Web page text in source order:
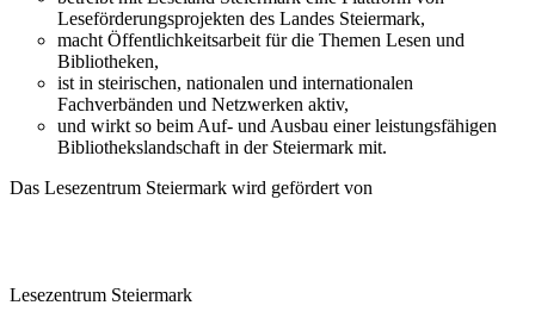
Leseförderungsprojekten des Landes Steiermark,
macht Öffentlichkeitsarbeit für die Themen Lesen und
Bibliotheken,
ist in steirischen, nationalen und internationalen
Fachverbänden und Netzwerken aktiv,
und wirkt so beim Auf- und Ausbau einer leistungsfähigen
Bibliothekslandschaft in der Steiermark mit.
Das Lesezentrum Steiermark wird gefördert von
Lesezentrum Steiermark